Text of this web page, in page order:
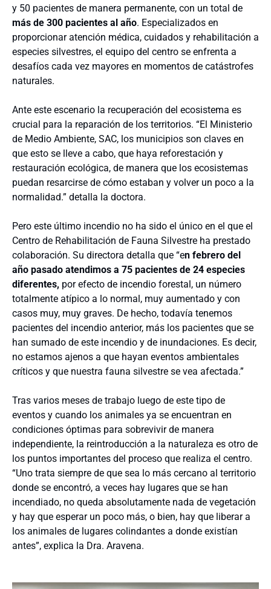
y 50 pacientes de manera permanente, con un total de
más de 300 pacientes al año. Especializados en
proporcionar atención médica, cuidados y rehabilitación a
especies silvestres, el equipo del centro se enfrenta a
desafíos cada vez mayores en momentos de catástrofes
naturales.
Ante este escenario la recuperación del ecosistema es
crucial para la reparación de los territorios. “El Ministerio
de Medio Ambiente, SAC, los municipios son claves en
que esto se lleve a cabo, que haya reforestación y
restauración ecológica, de manera que los ecosistemas
puedan resarcirse de cómo estaban y volver un poco a la
normalidad.” detalla la doctora.
Pero este último incendio no ha sido el único en el que el
Centro de Rehabilitación de Fauna Silvestre ha prestado
colaboración. Su directora detalla que “en febrero del
año pasado atendimos a 75 pacientes de 24 especies
diferentes, por efecto de incendio forestal, un número
totalmente atípico a lo normal, muy aumentado y con
casos muy, muy graves. De hecho, todavía tenemos
pacientes del incendio anterior, más los pacientes que se
han sumado de este incendio y de inundaciones. Es decir,
no estamos ajenos a que hayan eventos ambientales
críticos y que nuestra fauna silvestre se vea afectada.”
Tras varios meses de trabajo luego de este tipo de
eventos y cuando los animales ya se encuentran en
condiciones óptimas para sobrevivir de manera
independiente, la reintroducción a la naturaleza es otro de
los puntos importantes del proceso que realiza el centro.
“Uno trata siempre de que sea lo más cercano al territorio
donde se encontró, a veces hay lugares que se han
incendiado, no queda absolutamente nada de vegetación
y hay que esperar un poco más, o bien, hay que liberar a
los animales de lugares colindantes a donde existían
antes”, explica la Dra. Aravena.